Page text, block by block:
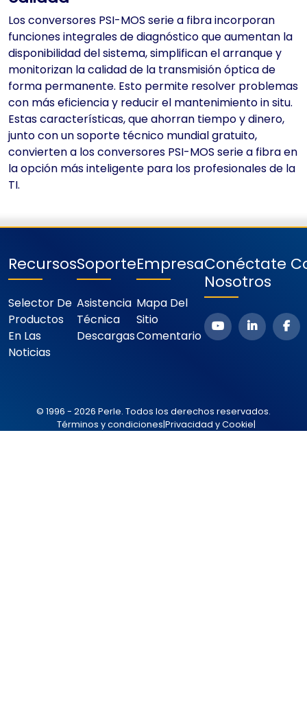
Los conversores PSI-MOS serie a fibra incorporan
funciones integrales de diagnóstico que aumentan la
disponibilidad del sistema, simplifican el arranque y
monitorizan la calidad de la transmisión óptica de
forma permanente. Esto permite resolver problemas
con más eficiencia y reducir el mantenimiento in situ.
Estas características, que ahorran tiempo y dinero,
junto con un soporte técnico mundial gratuito,
convierten a los conversores PSI-MOS serie a fibra en
la opción más inteligente para los profesionales de la
TI.
Recursos
Selector De
Productos
En Las
Noticias
Soporte
Asistencia
Técnica
Descargas
Empresa
Mapa Del
Sitio
Comentario
Conéctate
Nosotros
© 1996 - 2026 Perle. Todos los derechos reservados.
Términos y condiciones|Privacidad y Cookie|